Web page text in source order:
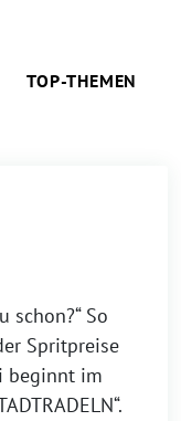
TOP-THEMEN
schon?“ So
Spritpreise
beginnt im